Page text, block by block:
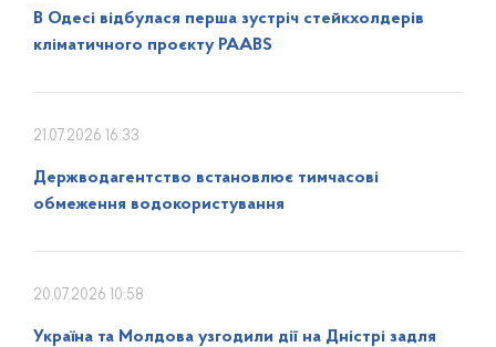
В Одесі відбулася перша зустріч стейкхолдерів
кліматичного проєкту PAABS
21.07.2026 16:33
Держводагентство встановлює тимчасові
обмеження водокористування
20.07.2026 10:58
Україна та Молдова узгодили дії на Дністрі задля